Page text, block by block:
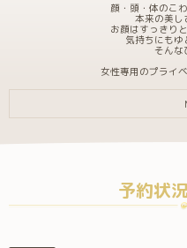
顔・頭・体のこ
本来の美し
お顔はすっきり
気持ちにもゆ
そんな
女性専用のプライ
予約状